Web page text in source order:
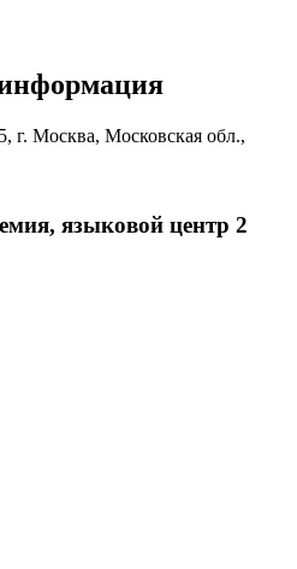
г. Москва, Московская обл.,
языковой центр 2